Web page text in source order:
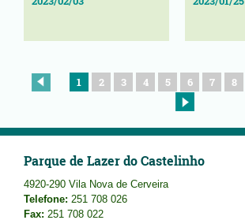
1 2 3 4 5 6 7 8
Parque de Lazer do Castelinho
4920-290 Vila Nova de Cerveira
Telefone: 251 708 026
Fax: 251 708 022